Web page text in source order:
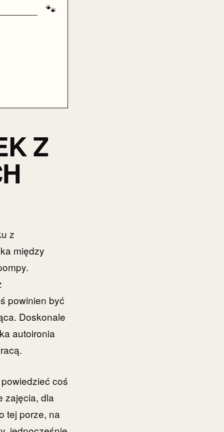
🐾
Z
z
między
powinien być
Doskonale
autoironia
coś
zajęcia, dla
tej porze, na